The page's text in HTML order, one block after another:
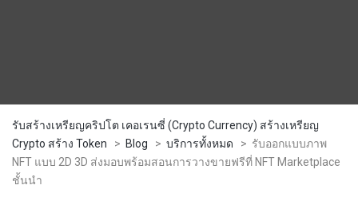
รับสร้างเหรียญคริปโต เคอเรนซี่ (Crypto Currency) สร้างเหรียญ
Crypto สร้าง Token
> Blog > บริการทั้งหมด > รับออกแบบภาพ
NFT แบบ 2D 3D ส่งมอบพร้อมสอนการวางขายฟรีที่ NFT Marketplace
ชั้นนำ